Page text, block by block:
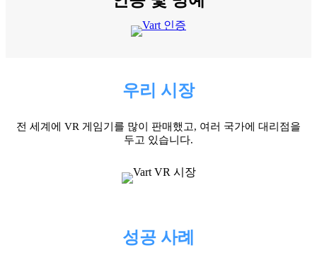
우리 시장
전 세계에 VR 게임기를 많이 판매했고, 여러 국가에 대리점을
두고 있습니다.
성공 사례